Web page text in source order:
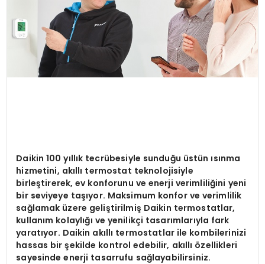
Daikin 100 yıllık tecrübesiyle sunduğu üstün ısınma
hizmetini, akıllı termostat teknolojisiyle
birleştirerek, ev konforunu ve enerji verimliliğini yeni
bir seviyeye taşıyor. Maksimum konfor ve verimlilik
sağlamak üzere geliştirilmiş Daikin termostatlar,
kullanım kolaylığı ve yenilikçi tasarımlarıyla fark
yaratıyor. Daikin akıllı termostatlar ile kombilerinizi
hassas bir şekilde kontrol edebilir, akıllı özellikleri
sayesinde enerji tasarrufu sağlayabilirsiniz.